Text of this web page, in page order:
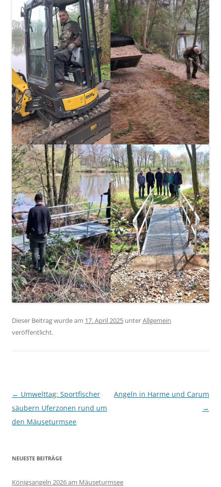
Dieser Beitrag wurde am 17. April 2025 unterAllgemein
veröffentlicht.
Beitragsnavigation
← Umwelttag: Sportfischer
säubern Uferzonen rund um
den Mäuseturmsee
Angeln in Harme und Carum
→
NEUESTE BEITRÄGE
Königsangeln 2026 am Mäuseturmsee